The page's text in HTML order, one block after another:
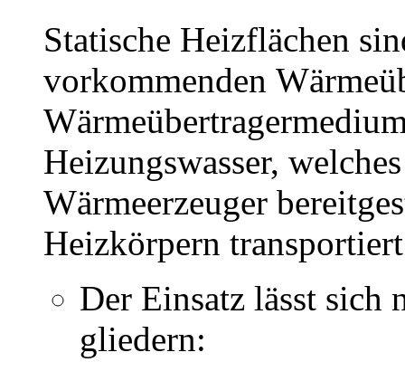
Statische Heizflächen
vorkommenden
Heizungswasser,
Wärmeerzeuger
Heizkörpern
Der Einsatz lässt sich
gliedern: